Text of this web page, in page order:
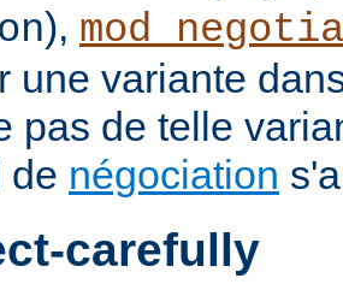
),
une variante
pas de telle
de négociation
carefully